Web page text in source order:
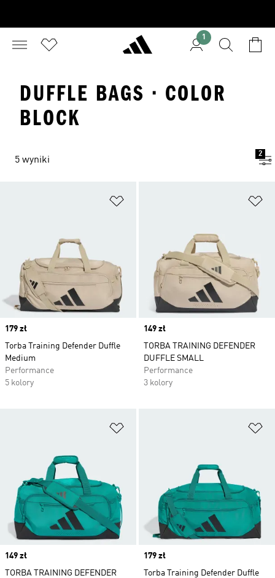
1
DUFFLE BAGS · COLOR
BLOCK
5 wyniki
2
Price
179 zł
Torba Training Defender Duffle
Medium
Performance
5 kolory
Price
149 zł
TORBA TRAINING DEFENDER
DUFFLE SMALL
Performance
3 kolory
Price
149 zł
TORBA TRAINING DEFENDER
Price
179 zł
Torba Training Defender Duffle